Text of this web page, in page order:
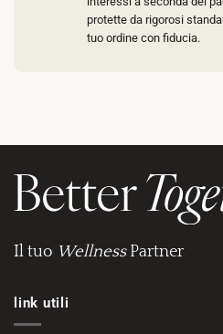
protette da rigorosi
tuo ordine con fiducia.
Il tuo WellnessPartner
link utili